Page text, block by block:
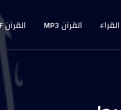
القراء القرآن MP3 القرآن PDF